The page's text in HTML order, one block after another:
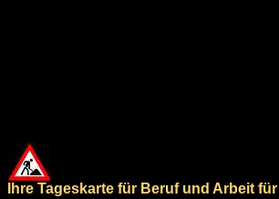
Ihre Tageskarte für Beruf und Arbeit